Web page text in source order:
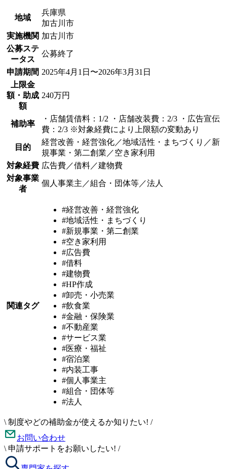
地域
兵庫県
加古川市
実施機関 加古川市
公募ステ
ータス
公募終了
申請期間 2025年4月1日〜2026年3月31日
上限金
額・助成
額
240万円
補助率
・店舗賃借料：1/2 ・店舗改装費：2/3 ・広告宣伝
費：2/3 ※対象経費により上限額の変動あり
目的
経営改善・経営強化／地域活性・まちづくり／新
規事業・第二創業／空き家利用
対象経費 広告費／借料／建物費
対象事業
者
個人事業主／組合・団体等／法人
関連タグ
#経営改善・経営強化
#地域活性・まちづくり
#新規事業・第二創業
#空き家利用
#広告費
#借料
#建物費
#HP作成
#卸売・小売業
#飲食業
#金融・保険業
#不動産業
#サービス業
#医療・福祉
#宿泊業
#内装工事
#個人事業主
#組合・団体等
#法人
\ 制度やどの補助金が使えるか知りたい! /
お問い合わせ
\ 申請サポートをお願いしたい! /